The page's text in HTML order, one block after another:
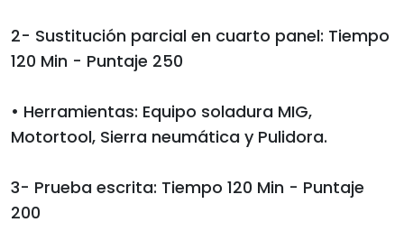
2- Sustitución parcial en cuarto panel: Tiempo
120 Min - Puntaje 250
• Herramientas: Equipo soladura MIG,
Motortool, Sierra neumática y Pulidora.
3- Prueba escrita: Tiempo 120 Min - Puntaje
200